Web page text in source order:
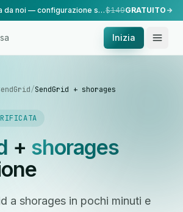
Configurazione gestita da noi — configurazione standard, eseguita dal nostro team.$149GRATUITO
Inizia
/SendGrid + shorages
+ shorages
a shorages in pochi minuti e